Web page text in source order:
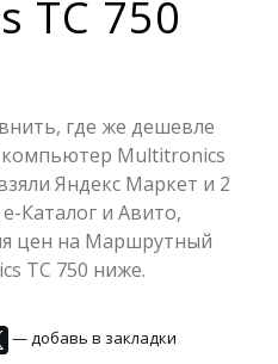
TC 750
где же дешевле
Multitronics
Яндекс Маркет и 2
Каталог и Авито,
цен на Маршрутный
TC 750 ниже.
— добавь в закладки